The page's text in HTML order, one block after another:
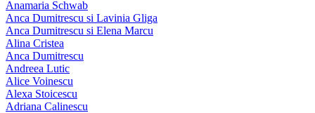
Anamaria Schwab
Anca Dumitrescu si Lavinia Gliga
Anca Dumitrescu si Elena Marcu
Alina Cristea
Anca Dumitrescu
Andreea Lutic
Alice Voinescu
Alexa Stoicescu
Adriana Calinescu